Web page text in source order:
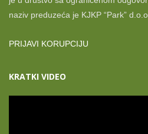
naziv preduzeća je KJKP “Park”
PRIJAVI KORUPCIJU
KRATKI VIDEO